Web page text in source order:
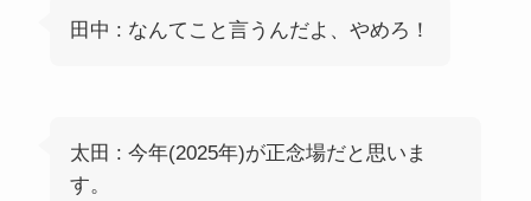
田中 : なんてこと言うんだよ、やめろ！
太田 : 今年(2025年)が正念場だと思いま
す。